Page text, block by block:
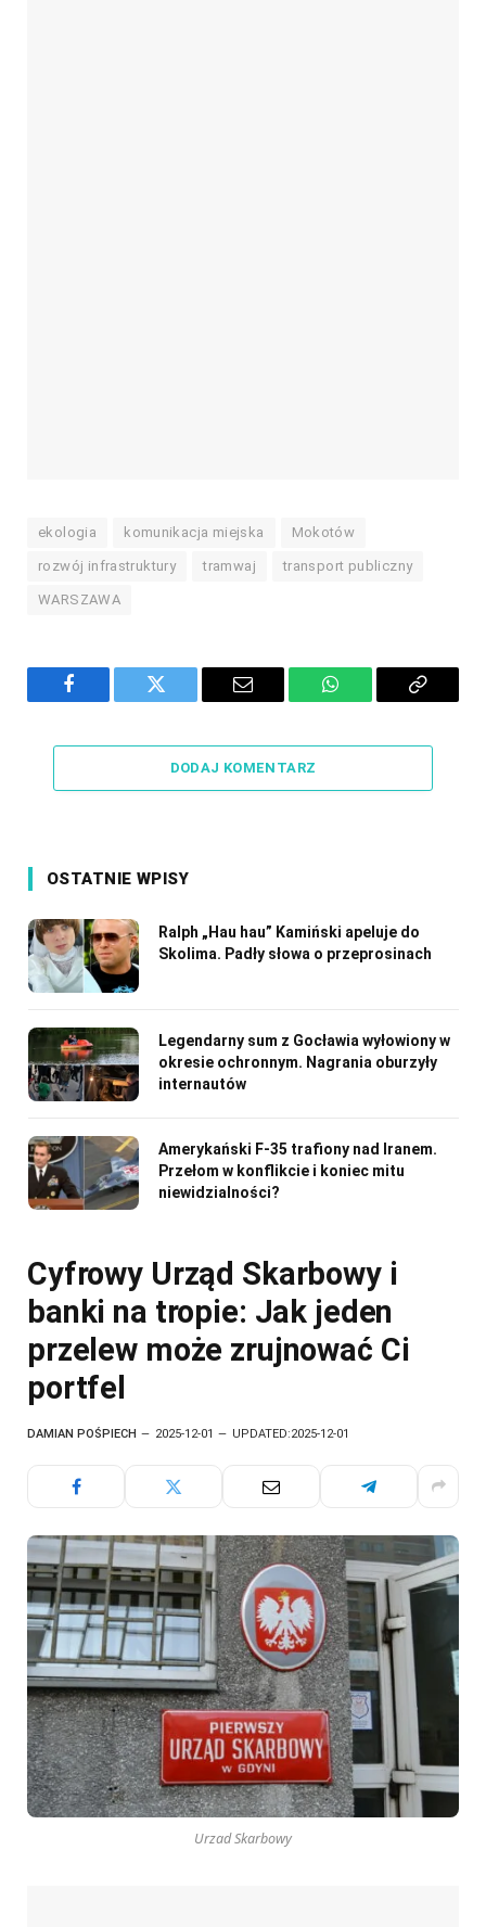
ekologia komunikacja miejska Mokotów
rozwój infrastruktury tramwaj transport publiczny
WARSZAWA
Facebook Twitter Email WhatsAppCopy
DODAJ KOMENTARZ
OSTATNIE WPISY
Ralph „Hau hau” Kamiński apeluje do
Skolima. Padły słowa o przeprosinach
Legendarny sum z Gocławia wyłowiony w
okresie ochronnym. Nagrania oburzyły
internautów
Amerykański F-35 trafiony nad Iranem.
Przełom w konflikcie i koniec mitu
niewidzialności?
Cyfrowy Urząd Skarbowy i
banki na tropie: Jak jeden
przelew może zrujnować Ci
portfel
DAMIAN POŚPIECH 2025-12-01 UPDATED:2025-12-01
Urzad Skarbowy